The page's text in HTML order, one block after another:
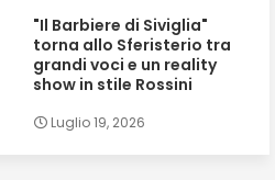
"Il Barbiere di Siviglia"
torna allo Sferisterio tra
grandi voci e un reality
show in stile Rossini
Luglio 19, 2026